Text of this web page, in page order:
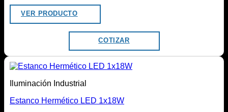
VER PRODUCTO
COTIZAR
Iluminación Industrial
Estanco Hermético LED 1x18W